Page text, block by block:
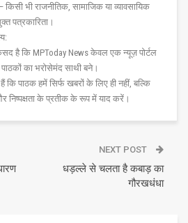
– किसी भी राजनीतिक, सामाजिक या व्यावसायिक
पत्रकारिता।
है कि MPToday News केवल एक न्यूज़ पोर्टल
का भरोसेमंद साथी बने।
कि पाठक हमें सिर्फ खबरों के लिए ही नहीं, बल्कि
निष्पक्षता के प्रतीक के रूप में याद करें।
NEXT POST
धड़ल्ले से चलता है कबाड़ का
गौरखधंधा